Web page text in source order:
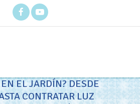
EL JARDÍN? DESDE
CONTRATAR LUZ